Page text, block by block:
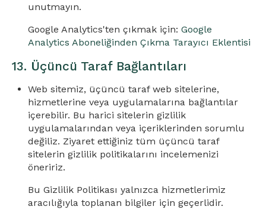
unutmayın.
Google Analytics'ten çıkmak için:Google
Analytics Aboneliğinden Çıkma Tarayıcı Eklentisi
13. Üçüncü Taraf Bağlantıları
Web sitemiz, üçüncü taraf web sitelerine,
hizmetlerine veya uygulamalarına bağlantılar
içerebilir. Bu harici sitelerin gizlilik
uygulamalarından veya içeriklerinden sorumlu
değiliz. Ziyaret ettiğiniz tüm üçüncü taraf
sitelerin gizlilik politikalarını incelemenizi
öneririz.
Bu Gizlilik Politikası yalnızca hizmetlerimiz
aracılığıyla toplanan bilgiler için geçerlidir.